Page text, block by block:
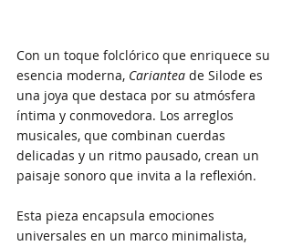
Con un toque folclórico que enriquece su
esencia moderna, Cariantea de Silode es
una joya que destaca por su atmósfera
íntima y conmovedora. Los arreglos
musicales, que combinan cuerdas
delicadas y un ritmo pausado, crean un
paisaje sonoro que invita a la reflexión.
Esta pieza encapsula emociones
universales en un marco minimalista,